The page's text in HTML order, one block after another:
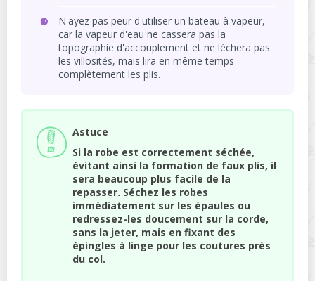
N'ayez pas peur d'utiliser un bateau à vapeur,
car la vapeur d'eau ne cassera pas la
topographie d'accouplement et ne léchera pas
les villosités, mais lira en même temps
complètement les plis.
Astuce
Si la robe est correctement séchée,
évitant ainsi la formation de faux plis, il
sera beaucoup plus facile de la
repasser. Séchez les robes
immédiatement sur les épaules ou
redressez-les doucement sur la corde,
sans la jeter, mais en fixant des
épingles à linge pour les coutures près
du col.